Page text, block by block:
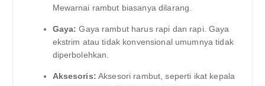
Mewarnai rambut biasanya dilarang.
Gaya: Gaya rambut harus rapi dan rapi. Gaya
ekstrim atau tidak konvensional umumnya tidak
diperbolehkan.
Aksesoris: Aksesori rambut, seperti ikat kepala